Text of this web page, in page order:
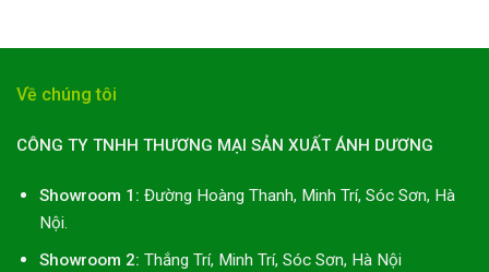
Về chúng tôi
CÔNG TY TNHH THƯƠNG MẠI SẢN XUẤT ÁNH DƯƠNG
Showroom 1: Đường Hoàng Thanh, Minh Trí, Sóc Sơn, Hà
Nội.
Showroom 2: Thắng Trí, Minh Trí, Sóc Sơn, Hà Nội